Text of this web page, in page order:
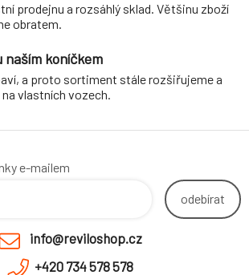
prodejnu a rozsáhlý sklad. Většinu zboží
obratem.
naším koníčkem
a proto sortiment stále rozšiřujeme a
vlastních vozech.
e-mailem
odebírat
info@reviloshop.cz
+420 734 578 578